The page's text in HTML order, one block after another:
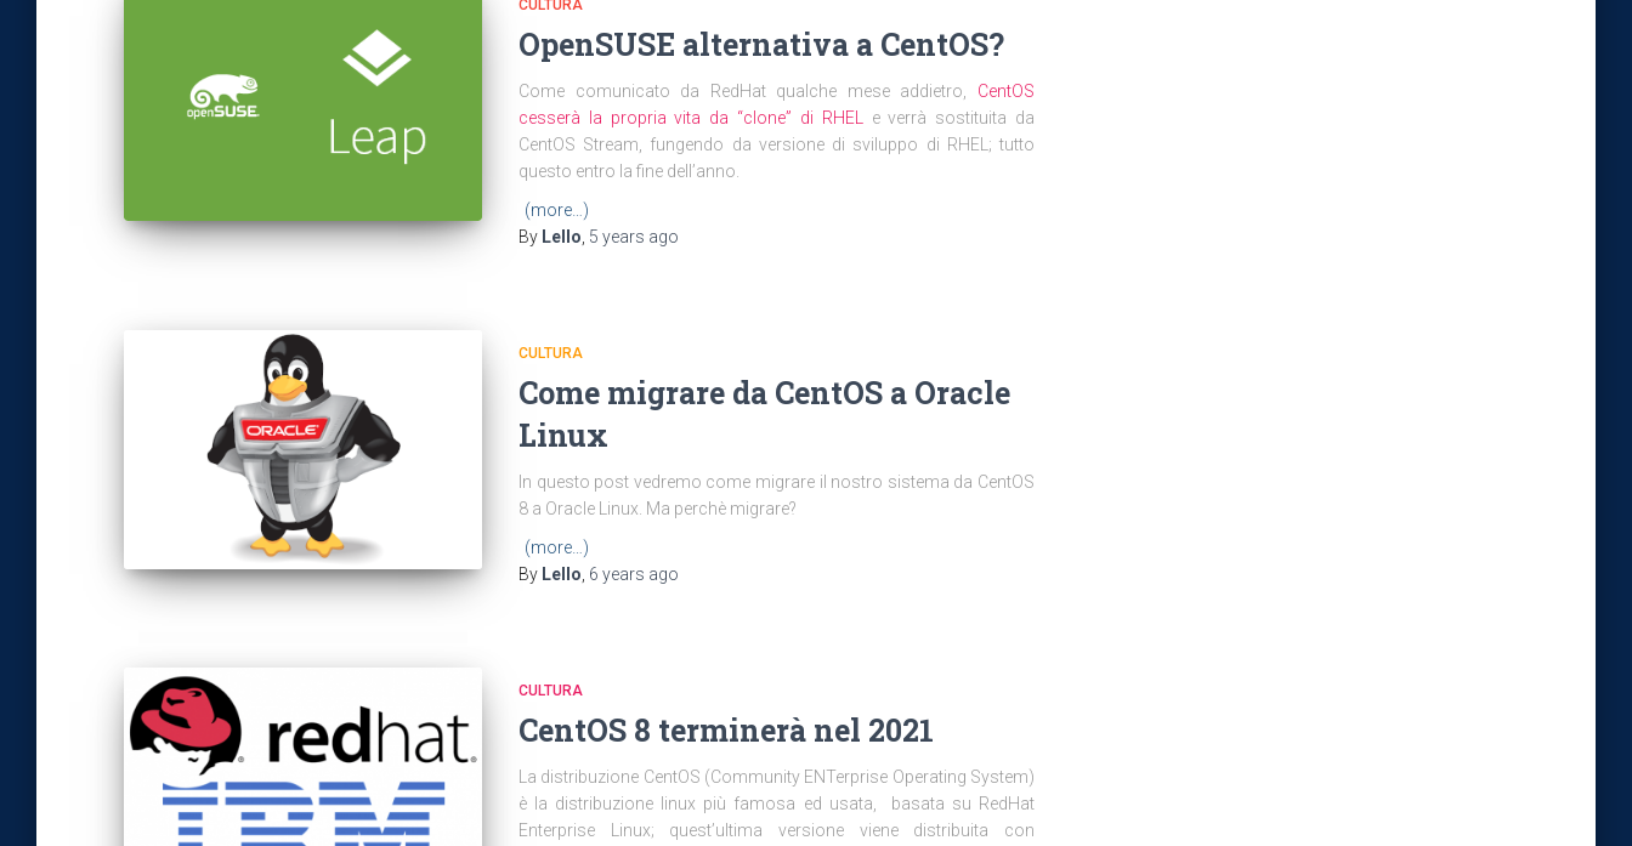
CULTURA
OpenSUSE alternativa a CentOS?
Come comunicato da RedHat qualche mese addietro, CentOS
cesserà la propria vita da “clone” di RHEL
e verrà sostituita da
CentOS Stream, fungendo da versione di sviluppo di RHEL; tutto
questo entro la fine dell’anno.
(more…)
By Lello 5 years ago
CULTURA
Come migrare da CentOS a Oracle
Linux
In questo post vedremo come migrare il nostro sistema da CentOS
8 a Oracle Linux. Ma perchè migrare?
(more…)
By Lello 6 years ago
CULTURA
CentOS 8 terminerà nel 2021
La distribuzione CentOS (Community ENTerprise Operating System)
è la distribuzione linux più famosa ed usata, basata su RedHat
Enterprise Linux; quest’ultima versione viene distribuita con